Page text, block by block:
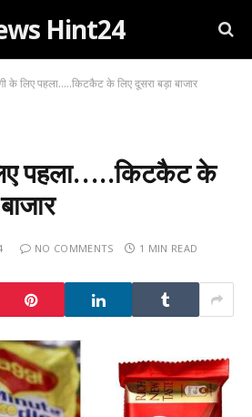
Hint24
के लिए पहला…..किटकैट के लिए दूसरा बड़ा बाजार
पहला…..किटकैट के
NO COMMENTS 1 MIN READ